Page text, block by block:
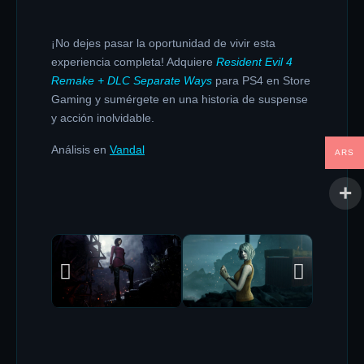
¡No dejes pasar la oportunidad de vivir esta
experiencia completa! Adquiere Resident Evil 4
Remake + DLC Separate Ways para PS4 en Store
Gaming y sumérgete en una historia de suspense
y acción inolvidable.
Análisis en Vandal ARS